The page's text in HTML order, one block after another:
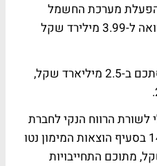
מהפעלת מערכת החשמל
בכ-4.14 מיליארד שקל, בהשוואה ל-3.99 מילירד שקל
הרווח התפעולי ירד במעט והסתכם ב-2.5 מיליארד שקל,
הרווח הנקי לחברת
החשמל נרשם גידול של כ-14% בסעיף הוצאות המימון נטו
שקל, מתוכם התחייבויות